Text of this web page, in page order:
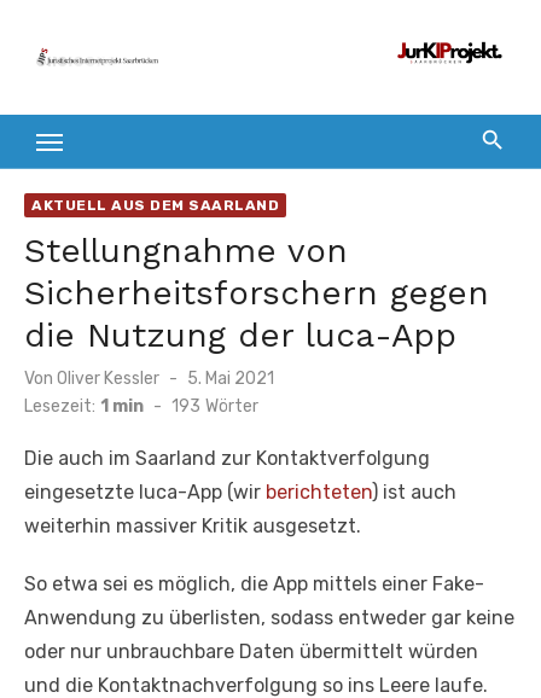
Inhalt
AKTUELL AUS DEM SAARLAND
Stellungnahme von
Sicherheitsforschern gegen
die Nutzung der luca-App
Von Oliver Kessler
Veröffentlicht
am
5. Mai 2021
Lesezeit: 1 min - 193 Wörter
Die auch im Saarland zur Kontaktverfolgung
eingesetzte luca-App (wir berichteten) ist auch
weiterhin massiver Kritik ausgesetzt.
So etwa sei es möglich, die App mittels einer Fake-
Anwendung zu überlisten, sodass entweder gar keine
oder nur unbrauchbare Daten übermittelt würden
und die Kontaktnachverfolgung so ins Leere laufe.